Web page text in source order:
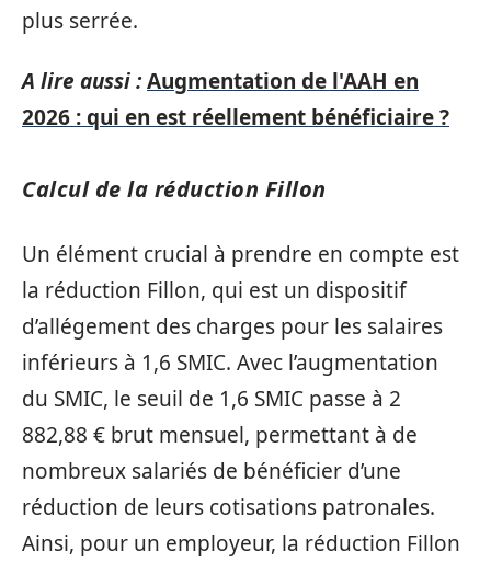
plus serrée.
A lire aussi :Augmentation de l'AAH en
2026 : qui en est réellement bénéficiaire ?
Calcul de la réduction Fillon
Un élément crucial à prendre en compte est
la réduction Fillon, qui est un dispositif
d’allégement des charges pour les salaires
inférieurs à 1,6 SMIC. Avec l’augmentation
du SMIC, le seuil de 1,6 SMIC passe à 2
882,88 € brut mensuel, permettant à de
nombreux salariés de bénéficier d’une
réduction de leurs cotisations patronales.
Ainsi, pour un employeur, la réduction Fillon